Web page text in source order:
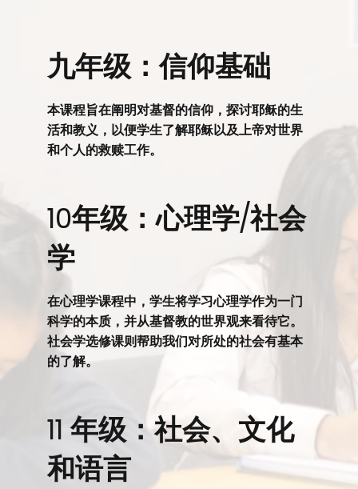
九年级：信仰基础
本课程旨在阐明对基督的信仰，探讨耶稣的生
活和教义，以便学生了解耶稣以及上帝对世界
和个人的救赎工作。
10年级：心理学/社会
学
在心理学课程中，学生将学习心理学作为一门
科学的本质，并从基督教的世界观来看待它。
社会学选修课则帮助我们对所处的社会有基本
的了解。
11 年级：社会、文化
和语言